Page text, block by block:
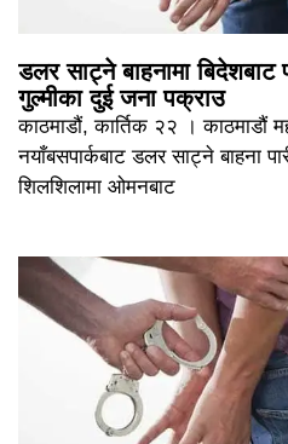
डलर साट्ने बाहनामा बिदेशबाट
गुल्मीका दुई जना पक्राउ
काठमाडौं, कार्तिक २२ । काठमाडौं
नयाँबसपार्कबाट डलर साट्ने बाहना
शिलशिलामा ओमनबाट